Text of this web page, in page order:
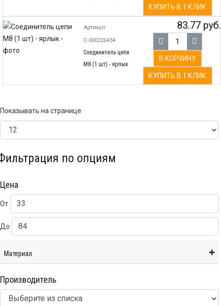
КУПИТЬ В 1 КЛИК
Артикул:
С-000226434
Соединитель цепи
М8 (1 шт) - ярлык
83.77 руб.
В КОРЗИНУ
КУПИТЬ В 1 КЛИК
Показывать на странице
по опциям
Цена
От
До
Материал
Производитель